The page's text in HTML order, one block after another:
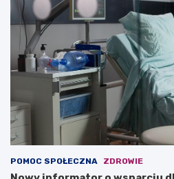
POMOC SPOŁECZNA ZDROWIE